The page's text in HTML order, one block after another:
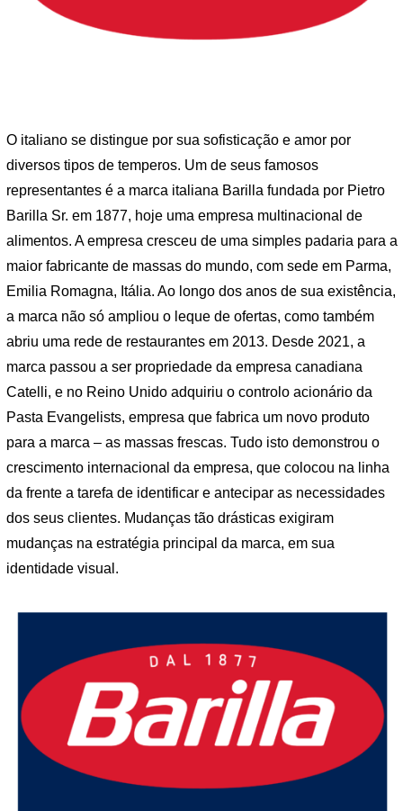
O italiano se distingue por sua sofisticação e amor por
diversos tipos de temperos. Um de seus famosos
representantes é a marca italiana Barilla fundada por Pietro
Barilla Sr. em 1877, hoje uma empresa multinacional de
alimentos. A empresa cresceu de uma simples padaria para a
maior fabricante de massas do mundo, com sede em Parma,
Emilia Romagna, Itália. Ao longo dos anos de sua existência,
a marca não só ampliou o leque de ofertas, como também
abriu uma rede de restaurantes em 2013. Desde 2021, a
marca passou a ser propriedade da empresa canadiana
Catelli, e no Reino Unido adquiriu o controlo acionário da
Pasta Evangelists, empresa que fabrica um novo produto
para a marca – as massas frescas. Tudo isto demonstrou o
crescimento internacional da empresa, que colocou na linha
da frente a tarefa de identificar e antecipar as necessidades
dos seus clientes. Mudanças tão drásticas exigiram
mudanças na estratégia principal da marca, em sua
identidade visual.